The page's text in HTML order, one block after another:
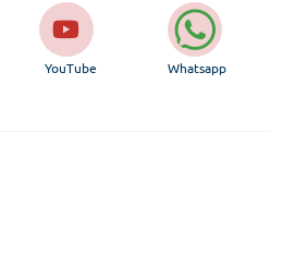
YouTube Whatsapp